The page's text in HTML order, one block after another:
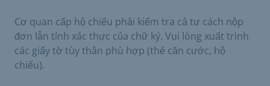
Cơ quan cấp hộ chiếu phải kiểm tra cả tư cách nộp
đơn lẫn tính xác thực của chữ ký. Vui lòng xuất trình
các giấy tờ tùy thân phù hợp (thẻ căn cước, hộ
chiếu).